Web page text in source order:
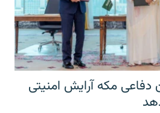
مکه آرایش امنیتی